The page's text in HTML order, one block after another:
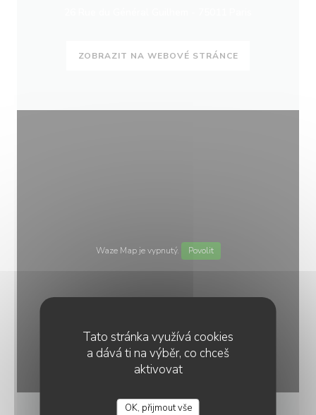
Tato stránka využívá cookies
a dává ti na výběr, co chceš
aktivovat
OK, přijmout vše
ZOBRAZIT NA WEBOVÉ STRÁNCE
Waze Map je vypnutý. Povolit